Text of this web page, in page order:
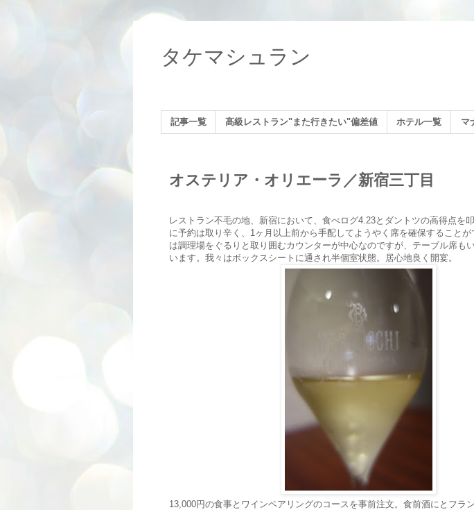
タケマシュラン
記事一覧 高級レストラン"また行きたい"偏差値 ホテル一覧 マ
オステリア・オリエーラ／新宿三丁目
レストラン不毛の地、新宿において、食べログ4.23とダントツの高得点を
に予約は取り辛く、1ヶ月以上前から手配してようやく席を確保すること
は調理場をぐるりと取り囲むカウンターが中心なのですが、テーブル席も
います。我々はボックスシートに通され半個室状態。居心地良く開宴。
13,000円の食事とワインペアリングのコースを事前注文。食前酒にとフラ